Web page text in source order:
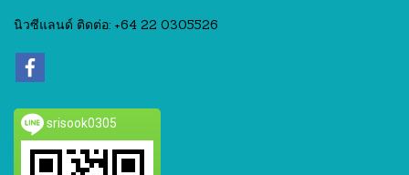
นิวซีแลนด์ ติดต่อ: +64 22 0305526
srisook0305